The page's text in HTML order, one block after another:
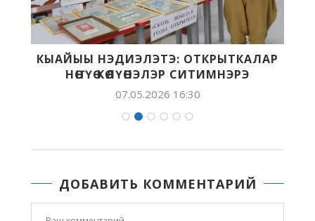
КЫАЙЫЫ НЭДИЭЛЭТЭ: ОТКРЫТКАЛАР
НӨҤҮӨ КӨЛҮӨНЭЛЭР СИТИМНЭРЭ
07.05.2026 16:30
ДОБАВИТЬ КОММЕНТАРИЙ